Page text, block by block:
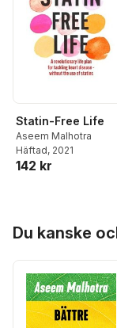
Statin-Free Life
Aseem Malhotra
Häftad, 2021
142 kr
Du kanske